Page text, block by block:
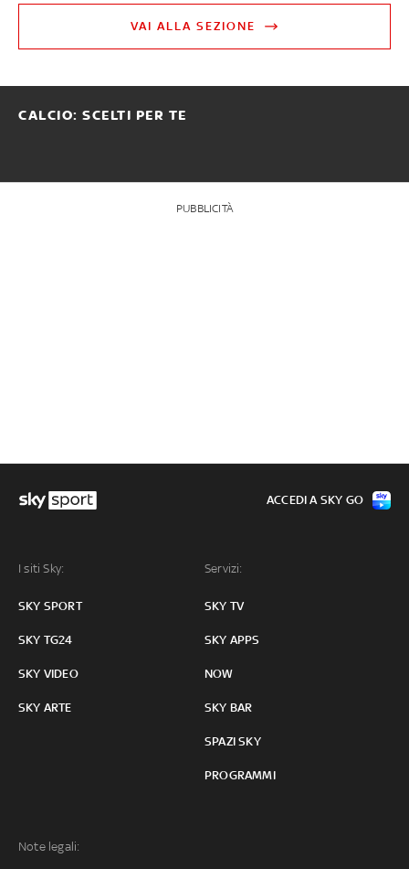
VAI ALLA SEZIONE
CALCIO: SCELTI PER TE
PUBBLICITÀ
I siti Sky:
SKY SPORT
SKY TG24
SKY VIDEO
SKY ARTE
Servizi:
SKY TV
SKY APPS
NOW
SKY BAR
SPAZI SKY
PROGRAMMI
Note legali:
ACCEDI A SKY GO